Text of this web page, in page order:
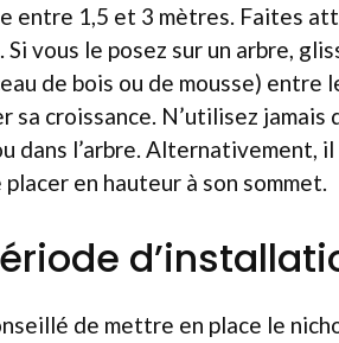
entre 1,5 et 3 mètres. Faites
vous le posez sur un arbre,
de bois ou de mousse)
sa croissance. N’utilisez
dans l’arbre. Alternativement,
placer en hauteur à son sommet.
de mettre en place le